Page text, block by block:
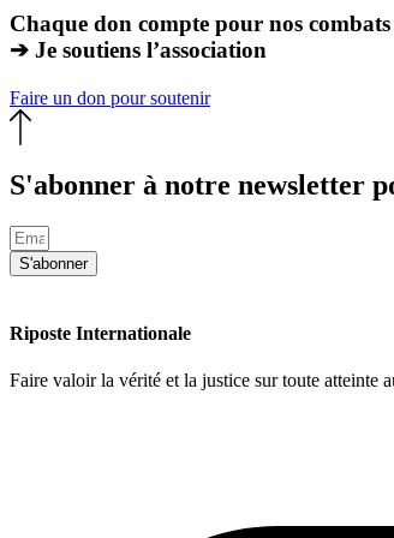
Chaque don compte pour nos
➔ Je soutiens l’association
Faire un don pour soutenir
S'abonner à notre newsletter
S'abonner
Riposte Internationale
Faire valoir la vérité et la justice sur toute atteinte